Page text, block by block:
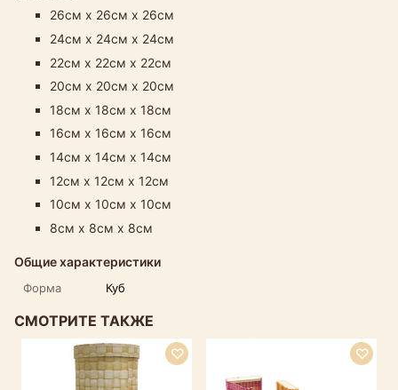
26см х 26см х 26см
24см х 24см х 24см
22см х 22см х 22см​
20см х 20см х 20см
18см х 18см х 18см
16см х 16см х 16см
14см х 14см х 14см
12см х 12см х 12см
10см х 10см х 10см
8см х 8см х 8см
Общие характеристики
Форма Куб
СМОТРИТЕ ТАКЖЕ